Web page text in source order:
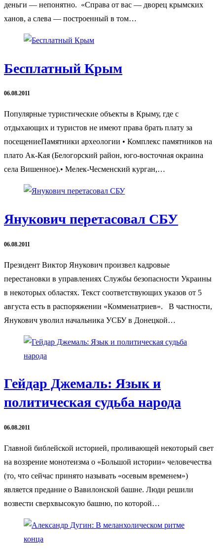
деньги — непонятно. «Справа от вас — дворец крымских
ханов, а слева — построенный в том…
Бесплатный Крым
06.08.2011
Популярные туристические объекты в Крыму, где с
отдыхающих и туристов не имеют права брать плату за
посещениеПамятники археологии • Комплекс памятников на
плато Ак-Кая (Белогорский район, юго-восточная окраина
села Вишенное).• Мелек-Чесменский курган,…
Янукович перетасовал СБУ
06.08.2011
Президент Виктор Янукович произвел кадровые
перестановки в управлениях Службы безопасности Украины
в некоторых областях. Текст соответствующих указов от 5
августа есть в распоряжении «Комменатриев». В частности,
Янукович уволил начальника УСБУ в Донецкой…
Гейдар Джемаль: Язык и
политическая судьба народа
06.08.2011
Главной библейской историей, проливающей некоторый свет
на воззрение монотеизма о «Большой истории» человечества
(то, что сейчас принято называть «осевым временем»)
является предание о Вавилонской башне. Люди решили
возвести сверхвысокую башню, по которой…